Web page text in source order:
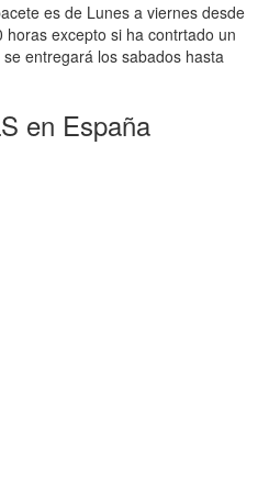
es de Lunes a viernes desde
excepto si ha contrtado un
entregará los sabados hasta
en España